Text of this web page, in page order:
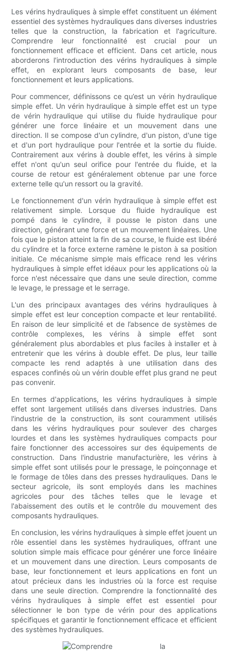
Les vérins hydrauliques à simple effet constituent un élément
essentiel des systèmes hydrauliques dans diverses industries
telles que la construction, la fabrication et l'agriculture.
Comprendre leur fonctionnalité est crucial pour un
fonctionnement efficace et efficient. Dans cet article, nous
aborderons l'introduction des vérins hydrauliques à simple
effet, en explorant leurs composants de base, leur
fonctionnement et leurs applications.
Pour commencer, définissons ce qu’est un vérin hydraulique
simple effet. Un vérin hydraulique à simple effet est un type
de vérin hydraulique qui utilise du fluide hydraulique pour
générer une force linéaire et un mouvement dans une
direction. Il se compose d'un cylindre, d'un piston, d'une tige
et d'un port hydraulique pour l'entrée et la sortie du fluide.
Contrairement aux vérins à double effet, les vérins à simple
effet n'ont qu'un seul orifice pour l'entrée du fluide, et la
course de retour est généralement obtenue par une force
externe telle qu'un ressort ou la gravité.
Le fonctionnement d'un vérin hydraulique à simple effet est
relativement simple. Lorsque du fluide hydraulique est
pompé dans le cylindre, il pousse le piston dans une
direction, générant une force et un mouvement linéaires. Une
fois que le piston atteint la fin de sa course, le fluide est libéré
du cylindre et la force externe ramène le piston à sa position
initiale. Ce mécanisme simple mais efficace rend les vérins
hydrauliques à simple effet idéaux pour les applications où la
force n'est nécessaire que dans une seule direction, comme
le levage, le pressage et le serrage.
L'un des principaux avantages des vérins hydrauliques à
simple effet est leur conception compacte et leur rentabilité.
En raison de leur simplicité et de l’absence de systèmes de
contrôle complexes, les vérins à simple effet sont
généralement plus abordables et plus faciles à installer et à
entretenir que les vérins à double effet. De plus, leur taille
compacte les rend adaptés à une utilisation dans des
espaces confinés où un vérin double effet plus grand ne peut
pas convenir.
En termes d'applications, les vérins hydrauliques à simple
effet sont largement utilisés dans diverses industries. Dans
l'industrie de la construction, ils sont couramment utilisés
dans les vérins hydrauliques pour soulever des charges
lourdes et dans les systèmes hydrauliques compacts pour
faire fonctionner des accessoires sur des équipements de
construction. Dans l'industrie manufacturière, les vérins à
simple effet sont utilisés pour le pressage, le poinçonnage et
le formage de tôles dans des presses hydrauliques. Dans le
secteur agricole, ils sont employés dans les machines
agricoles pour des tâches telles que le levage et
l'abaissement des outils et le contrôle du mouvement des
composants hydrauliques.
En conclusion, les vérins hydrauliques à simple effet jouent un
rôle essentiel dans les systèmes hydrauliques, offrant une
solution simple mais efficace pour générer une force linéaire
et un mouvement dans une direction. Leurs composants de
base, leur fonctionnement et leurs applications en font un
atout précieux dans les industries où la force est requise
dans une seule direction. Comprendre la fonctionnalité des
vérins hydrauliques à simple effet est essentiel pour
sélectionner le bon type de vérin pour des applications
spécifiques et garantir le fonctionnement efficace et efficient
des systèmes hydrauliques.